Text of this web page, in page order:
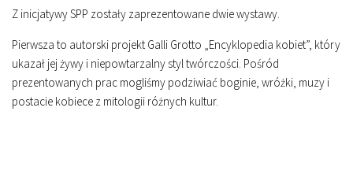
Z inicjatywy SPP zostały zaprezentowane dwie wystawy.
Pierwsza to autorski projekt Galli Grotto „Encyklopedia kobiet”, który
ukazał jej żywy i niepowtarzalny styl twórczości. Pośród
prezentowanych prac mogliśmy podziwiać boginie, wróżki, muzy i
postacie kobiece z mitologii różnych kultur.